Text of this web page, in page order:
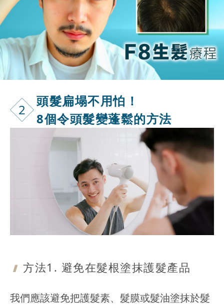
2
頭髮扁塌不用怕！
8個令頭髮變蓬鬆的方法
方法1. 避免在髮根塗抹護髮產品
我們應該避免把護髮素、髮膜或髮油塗抹於髮